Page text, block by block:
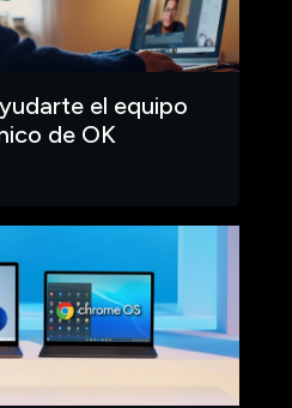
el equipo
de OK